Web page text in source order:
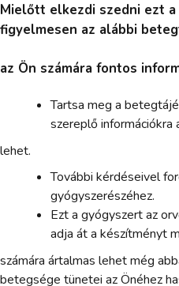
Mielőtt elkezdi szedni ezt
figyelmesen az alábbi
az Ön számára fontos
Tartsa meg a
szereplő információkra
lehet.
További kérdéseivel
gyógyszerészéhez.
Ezt a gyógyszert az
adja át a készítményt
számára ártalmas lehet még
betegsége tünetei az Önéhez